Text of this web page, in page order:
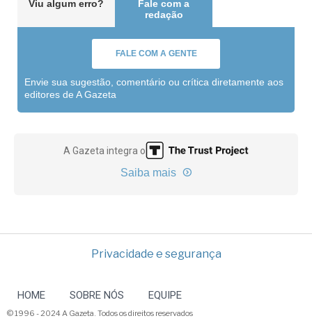
Viu algum erro?
Fale com a
redação
FALE COM A GENTE
Envie sua sugestão, comentário ou crítica diretamente aos
editores de A Gazeta
A Gazeta integra o
Saiba mais
Privacidade e segurança
HOME SOBRE NÓS EQUIPE
© 1996 - 2024 A Gazeta. Todos os direitos reservados